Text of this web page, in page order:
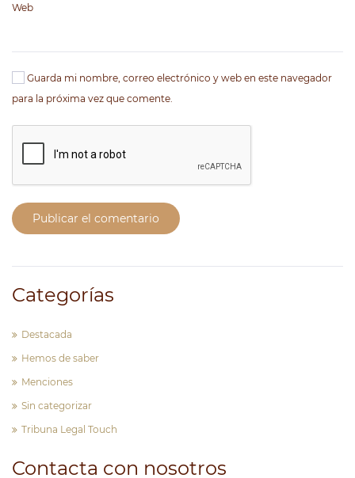
Web
Guarda mi nombre, correo electrónico y web en este navegador
para la próxima vez que comente.
Publicar el comentario
Categorías
Destacada
Hemos de saber
Menciones
Sin categorizar
Tribuna Legal Touch
Contacta con nosotros